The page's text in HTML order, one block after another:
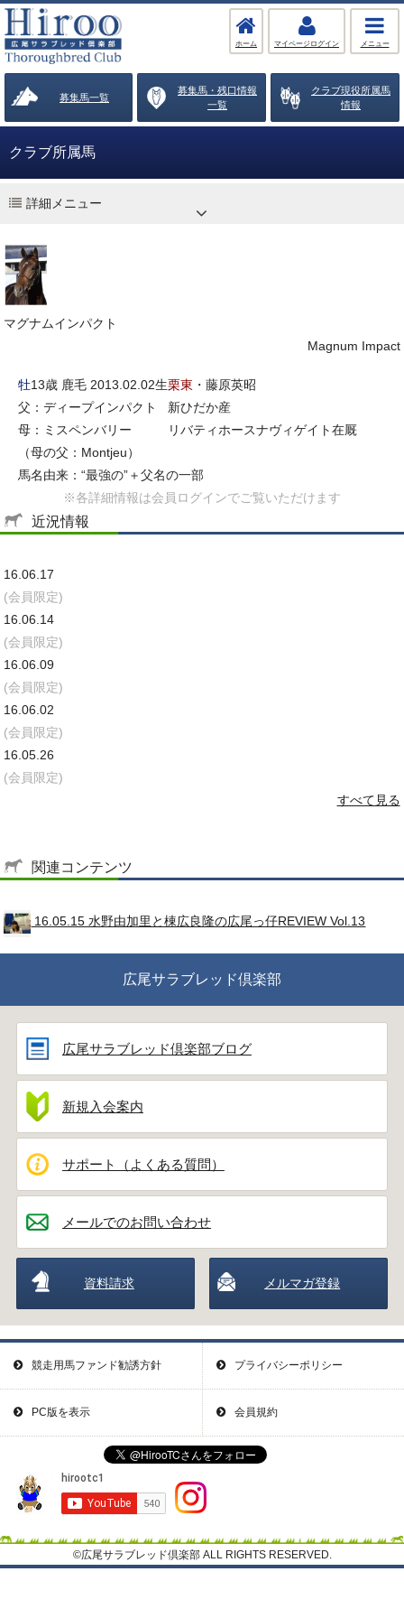
ホーム マイページログイン メニュー
募集馬一覧
募集馬・残口情報
一覧
クラブ現役所属馬
情報
クラブ所属馬
詳細メニュー
マグナムインパクト
Magnum Impact
牡13歳 鹿毛 2013.02.02生栗東 ・藤原英昭
父：ディープインパクト
新ひだか産
母：ミスペンバリー
リバティホースナヴィゲイト在厩
（母の父：Montjeu）
馬名由来：“最強の”＋父名の一部
※各詳細情報は会員ログインでご覧いただけます
近況情報
16.06.17
(会員限定)
16.06.14
(会員限定)
16.06.09
(会員限定)
16.06.02
(会員限定)
16.05.26
(会員限定)
すべて見る
関連コンテンツ
16.05.15 水野由加里と棟広良隆の広尾っ仔REVIEW Vol.13
広尾サラブレッド倶楽部
広尾サラブレッド倶楽部ブログ
新規入会案内
サポート（よくある質問）
メールでのお問い合わせ
資料請求 メルマガ登録
競走用馬ファンド勧誘方針 プライバシーポリシー
PC版を表示 会員規約
©広尾サラブレッド倶楽部 ALL RIGHTS RESERVED.